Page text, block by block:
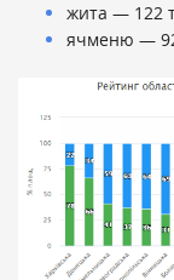
жита — 122
ячменю —